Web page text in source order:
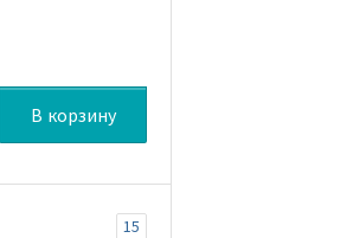
В корзину
15